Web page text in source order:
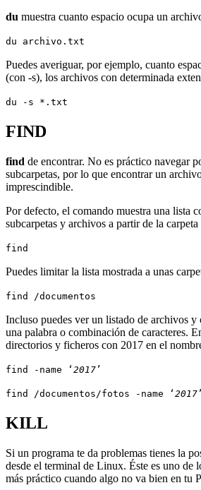
du muestra cuanto espacio ocupa un
du archivo.txt
Puedes averiguar, por ejemplo, cuanto
(con -s), los archivos con determinada
du -s *.txt
FIND
find de encontrar. No es práctico navegar
subcarpetas, por lo que encontrar un
imprescindible.
Por defecto, el comando muestra una lista
subcarpetas y archivos a partir de la
find
Puedes limitar la lista mostrada a unas
find /documentos
Incluso puedes ver un listado de archivos y
una palabra o combinación de caracteres.
directorios y ficheros con 2017 en el
find -name ‘ 2017 ’
find /documentos/fotos -name ‘ 2017 ’
KILL
Si un programa te da problemas tienes la
desde el terminal de Linux. Éste es uno de
más práctico cuando algo no va bien en tu